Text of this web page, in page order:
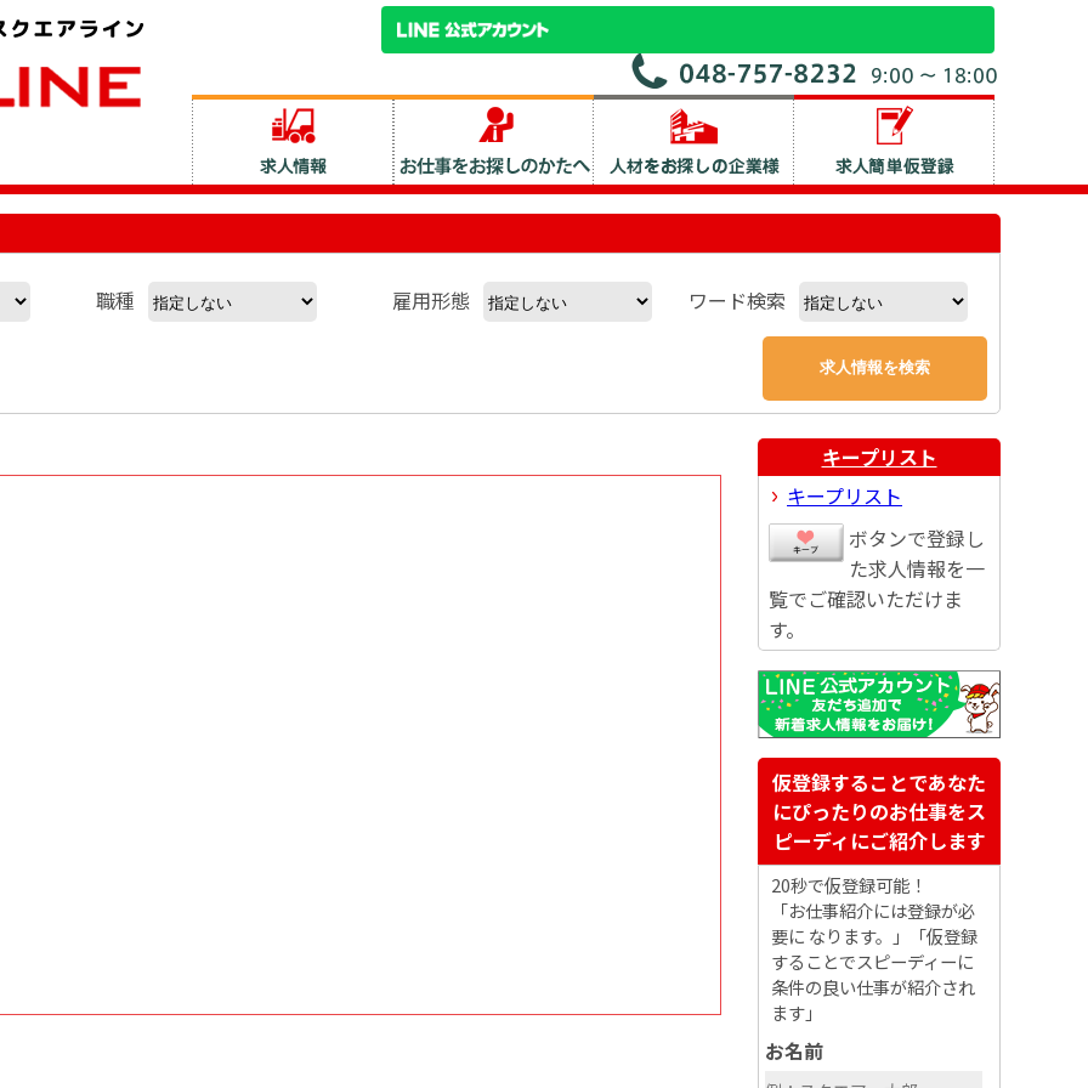
職種 雇用形態 ワード検索
キープリスト
キープリスト
ボタンで登録し
た求人情報を一
覧でご確認いただけま
す。
仮登録することであなた
にぴったりのお仕事をス
ピーディにご紹介します
20秒で仮登録可能！
「お仕事紹介には登録が必
要に なります。」「仮登録
することでスピーディーに
条件の良い仕事が紹介され
ます」
お名前